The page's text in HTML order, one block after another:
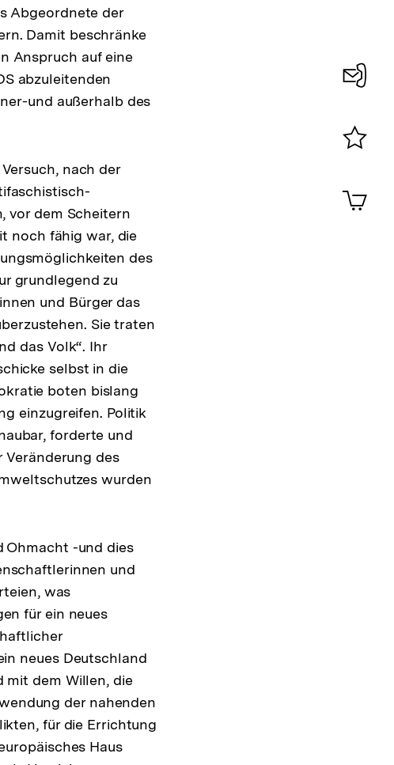
Abgeordnete der
Damit beschränke
Anspruch auf eine
abzuleitenden
und außerhalb des
nach der
vor dem Scheitern
noch fähig war, die
des
grundlegend zu
und Bürger das
Sie traten
das Volk“. Ihr
selbst in die
boten bislang
einzugreifen. Politik
forderte und
des
wurden
Ohmacht -und dies
und
was
für ein neues
neues Deutschland
mit dem Willen, die
der nahenden
für die Errichtung
Haus